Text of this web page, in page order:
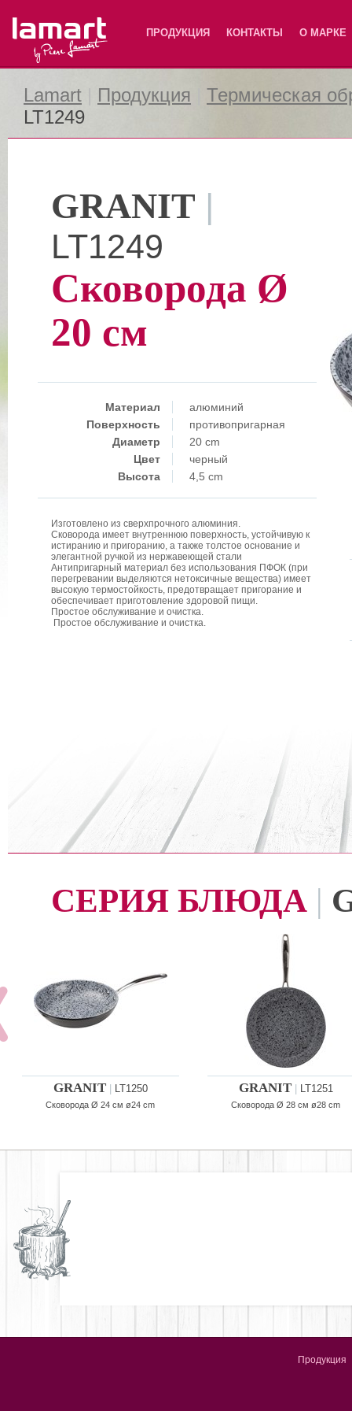
Lamart ПРОДУКЦИЯ КОНТАКТЫ О МАРКЕ
Lamart Продукция
Термическая
LT1249
GRANIT |
LT1249
Сковорода Ø
20 см
Материал
алюминий
Поверхность
противопригарная
Диаметр
20 cm
Цвет
черный
Высота
4,5 cm
Изготовлено из сверхпрочного алюминия.
Сковорода имеет внутреннюю поверхность, устойчивую к
истиранию и пригоранию, а также толстое основание и
элегантной ручкой из нержавеющей стали
Антипригарный материал без использования ПФОК (при
перегревании выделяются нетоксичные вещества) имеет
высокую термостойкость, предотвращает пригорание и
обеспечивает приготовление здоровой пищи.
Простое обслуживание и очистка.
Простое обслуживание и очистка.
СЕРИЯ БЛЮДА |
GRANIT LT1250
Сковорода Ø 24 см ø24 cm
GRANIT LT1251
Сковорода Ø 28 см ø28 cm
Продукция